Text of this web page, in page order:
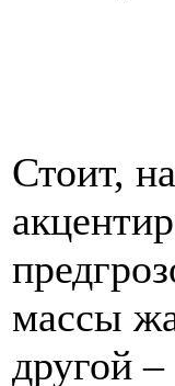
Стоит,
массы
другой